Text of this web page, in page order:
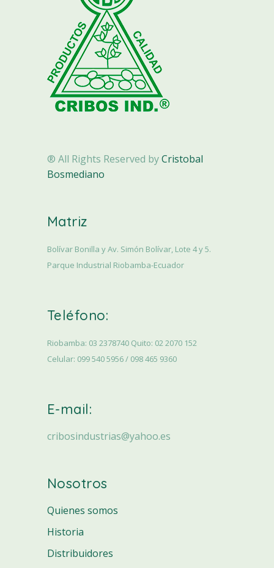
® All Rights Reserved byCristobal
Bosmediano
Matriz
Bolívar Bonilla y Av. Simón Bolívar, Lote 4 y 5.
Parque Industrial Riobamba-Ecuador
Teléfono:
Riobamba: 03 2378740 Quito: 02 2070 152
Celular: 099 540 5956 / 098 465 9360
E-mail:
cribosindustrias@yahoo.es
Nosotros
Quienes somos
Historia
Distribuidores